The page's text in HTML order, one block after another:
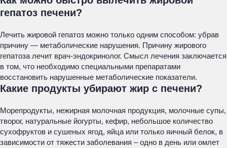
гепатоз печени?
Лечить жировой гепатоз можно только одним способом: убрав
причину — метаболические нарушения. Причину жирового
гепатоза лечит врач-эндокринолог. Смысл лечения заключается
в том, что необходимо специальными препаратами
восстановить нарушенные метаболические показатели.
Какие продукты убирают жир с печени?
Морепродукты, нежирная молочная продукция, молочные супы,
творог, натуральные йогурты, кефир, небольшое количество
сухофруктов и сушеных ягод, яйца или только яичный белок, в
зависимости от тяжести заболевания – одно в день или омлет